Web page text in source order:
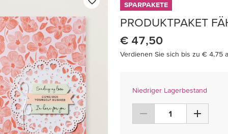
SPARPAKETE
PRODUKTPAKET
€ 47,50
Verdienen Sie sich bis zu € 4,75
Niedriger Lagerbestand